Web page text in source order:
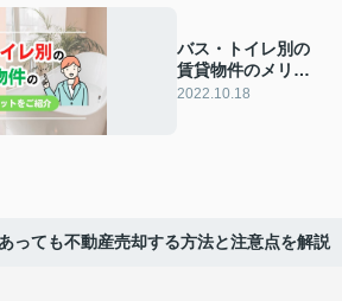
バス・トイレ別の
賃貸物件のメリッ
ト・デメリットを
2022.10.18
っても不動産売却する方法と注意点を解説